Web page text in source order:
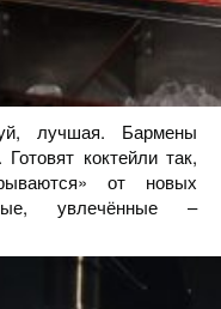
лучшая. Бармены
коктейли так,
от новых
увлечённые –